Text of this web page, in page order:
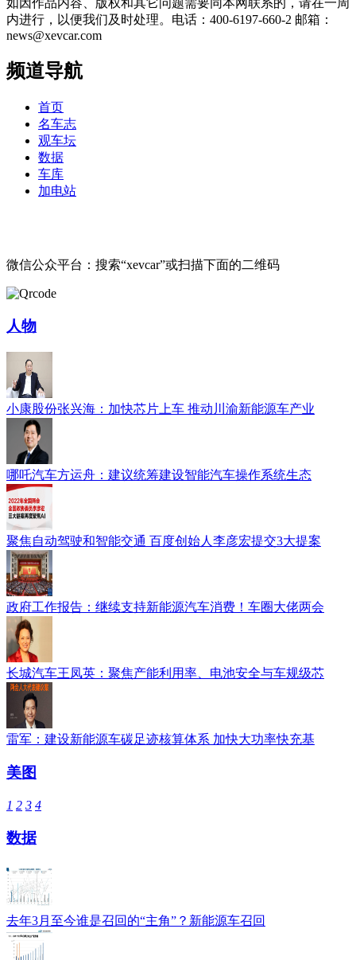
内进行，以便我们及时处理。电话：400-6197-660-2 邮箱：
news@xevcar.com
频道导航
首页
名车志
观车坛
数据
车库
加电站
微信公众平台：搜索“xevcar”或扫描下面的二维码
人物
小康股份张兴海：加快芯片上车 推动川渝新能源车产业
哪吒汽车方运舟：建议统筹建设智能汽车操作系统生态
聚焦自动驾驶和智能交通 百度创始人李彦宏提交3大提案
政府工作报告：继续支持新能源汽车消费！车圈大佬两会
长城汽车王凤英：聚焦产能利用率、电池安全与车规级芯
雷军：建设新能源车碳足迹核算体系 加快大功率快充基
美图
1 2 3 4
数据
去年3月至今谁是召回的“主角”？新能源车召回